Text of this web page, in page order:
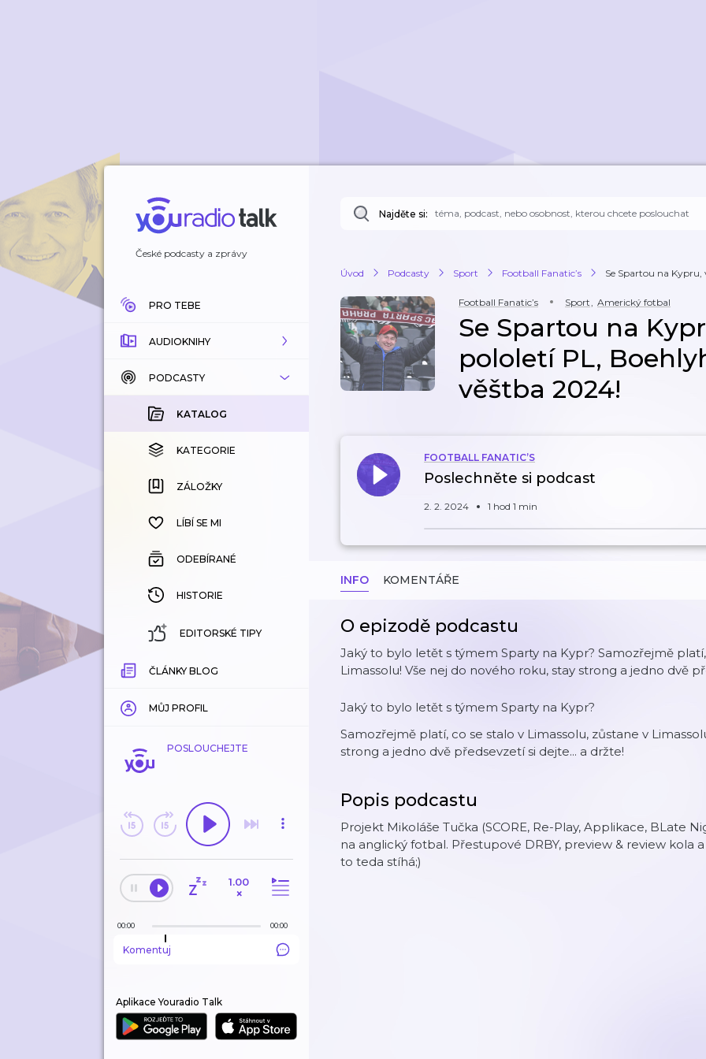
České podcasty a zprávy
PRO TEBE
AUDIOKNIHY
KATALOG
KOUPENÉ
KATEGORIE
ZÁLOŽKY
HISTORIE
PODCASTY
KATALOG
KATEGORIE
ZÁLOŽKY
LÍBÍ SE MI
ODEBÍRANÉ
HISTORIE
EDITORSKÉ TIPY
ČLÁNKY BLOG
MŮJ PROFIL
POSLOUCHEJTE
1.00
×
00:00 00:00
Komentuj
Aplikace Youradio Talk
Najděte si:
Úvod Podcasty Sport Football Fanatic’s Se Spartou na Kypru,
Football Fanatic’s Sport, Americký fotbal
Se Spartou na
pololetí PL,
věštba 2024!
FOOTBALL FANATIC’S
Poslechněte si podcast
2. 2. 2024 1 hod 1 min
INFO KOMENTÁŘE
O epizodě podcastu
Jaký to bylo letět s týmem Sparty na Kypr? Samozřejmě
Limassolu! Vše nej do nového roku, stay strong a jedno dvě
Jaký to bylo letět s týmem Sparty na Kypr?
Samozřejmě platí, co se stalo v Limassolu, zůstane v
strong a jedno dvě předsevzetí si dejte... a držte!
Popis podcastu
Projekt Mikoláše Tučka (SCORE, Re-Play, Applikace, BLate
na anglický fotbal. Přestupové DRBY, preview & review kola
to teda stíhá;)